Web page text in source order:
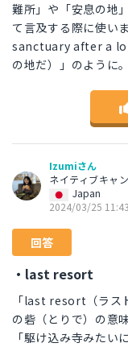
難所」や「安息の地
て言及する際に使い
sanctuary after a
の地だ）」のように。
Izumiさん
ネイティブキャ
Japan
2024/03/25 11:43
回答
・last resort
「last resort（ラス
の砦（とりで）の意
「駆け込み寺みた